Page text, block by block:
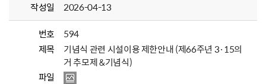
작성일
2026-04-13
번호
594
제목
기념식 관련 시설이용 제한안내 (제66주년 3·15의
거 추모제 &기념식)
파일